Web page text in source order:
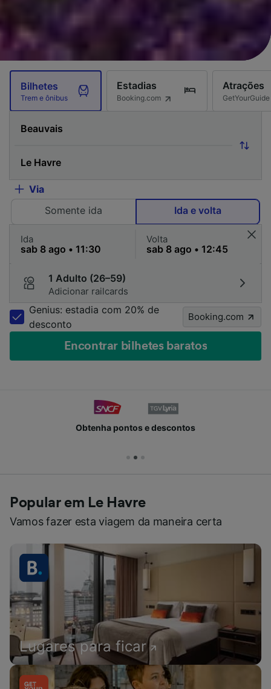
Bilhetes
Trem e ônibus
Estadias
Booking.com
Atrações
GetYourGuide
Via
Somente ida
Ida e volta
Ida Volta
1 Adulto (26–59)
Adicionar railcards
Genius: estadia com 20% de
desconto
Booking.com
Encontrar bilhetes baratos
Obtenha pontos e descontos
Popular em Le Havre
Vamos fazer esta viagem da maneira certa
Lugares para ficar